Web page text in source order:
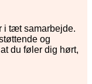
i tæt samarbejde.
og
du føler dig hørt,